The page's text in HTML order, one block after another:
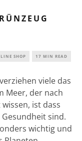
SHOP 17 MIN READ
viele das
Meer, der nach
ist dass
sind.
wichtig und